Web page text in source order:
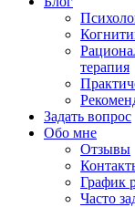
терапия
Задать вопрос
Обо мне
Отзывы
График
Часто